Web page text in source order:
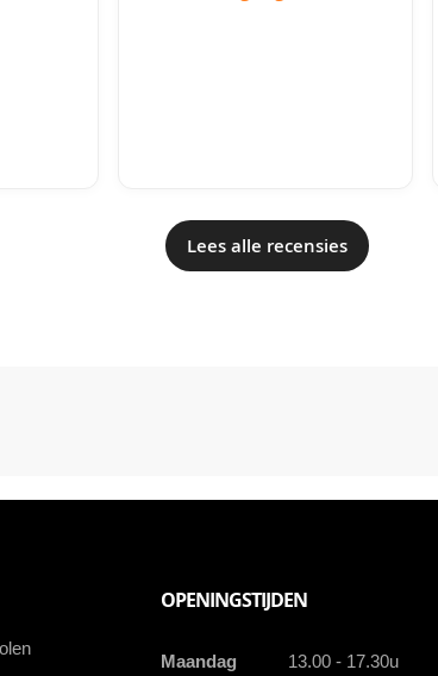
Lees alle recensies
OPENINGSTIJDEN
Maandag 13.00 - 17.30u